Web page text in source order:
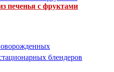
печенья с фруктами
блендеров